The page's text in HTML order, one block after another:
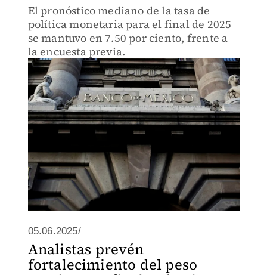
El pronóstico mediano de la tasa de
política monetaria para el final de 2025
se mantuvo en 7.50 por ciento, frente a
la encuesta previa.
05.06.2025/
Analistas prevén
fortalecimiento del peso